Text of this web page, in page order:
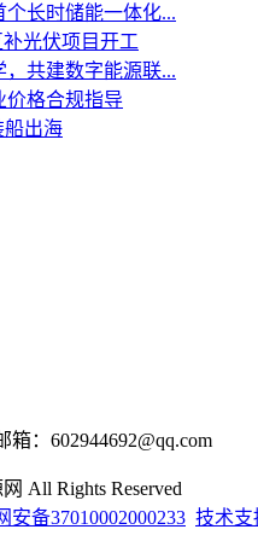
长时储能一体化...
光伏项目开工
共建数字能源联...
价格合规指导
船出海
：602944692@qq.com
All Rights Reserved
安备37010002000233 技术支